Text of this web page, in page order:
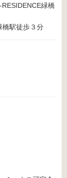
緑橋
橋駅徒歩３分